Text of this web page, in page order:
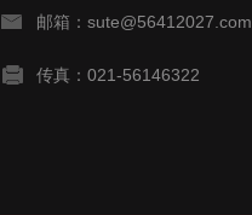
邮箱：sute@56412027.com
传真：021-56146322